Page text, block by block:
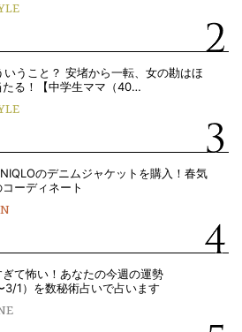
いうこと？ 安堵から一転、女の勘はほ
たる！【中学生ママ（40…
のデニムジャケットを購入！春気
ーディネート
ぎて怖い！あなたの今週の運勢
3/1）を数秘術占いで占います